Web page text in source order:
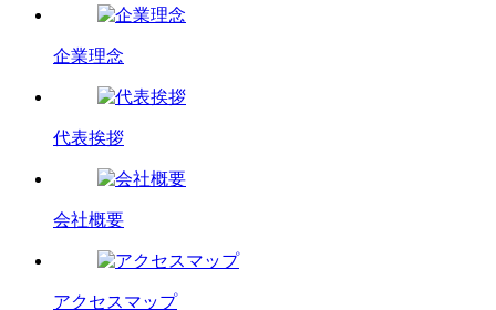
企業理念
代表挨拶
会社概要
アクセスマップ